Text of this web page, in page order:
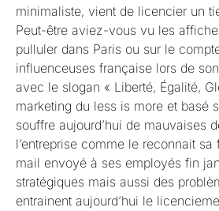
minimaliste, vient de licencier un
Peut-être aviez-vous vu les
pulluler dans Paris ou sur le
influenceuses française lors de
avec le slogan « Liberté, Égalité,
marketing du less is more et basé
souffre aujourd’hui de mauvaises
l’entreprise comme le reconnait
mail envoyé à ses employés fin
stratégiques mais aussi des
entrainent aujourd’hui le